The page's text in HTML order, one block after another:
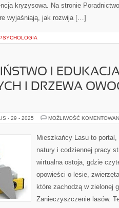
kryzysowa. Na stronie
wyjaśniają, jak rozwija […]
I
I DRZEWA
- 29 - 2025 MOŻLIWOŚĆ
Mieszkańcy Lasu to portal,
natury i codziennej pracy
wirtualna ostoja, gdzie
opowieści o lesie,
które zachodzą w zielonej
Zanieczyszczenie lasów.